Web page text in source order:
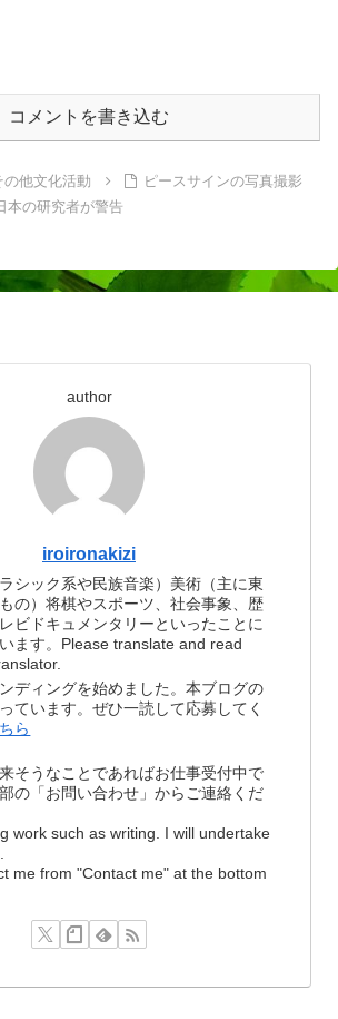
コメントを書き込む
の他文化活動
ピースサインの写真撮影
本の研究者が警告
author
iroironakizi
シック系や民族音楽）美術（主に東
の）将棋やスポーツ、社会事象、歴
ビドキュメンタリーといったことに
ます。Please translate and read
ディングを始めました。本ブログの
ています。ぜひ一読して応募してく
ら
そうなことであればお仕事受付中で
の「お問い合わせ」からご連絡くだ
work such as writing. I will undertake
me from "Contact me" at the bottom